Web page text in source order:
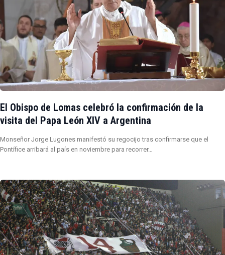
El Obispo de Lomas celebró la confirmación de la
visita del Papa León XIV a Argentina
Monseñor Jorge Lugones manifestó su regocijo tras confirmarse que el
Pontífice arribará al país en noviembre para recorrer…